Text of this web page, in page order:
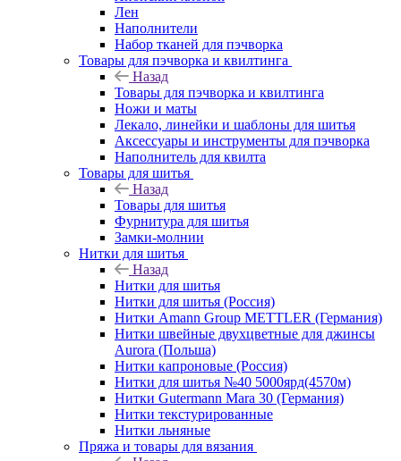
Лен
Наполнители
Набор тканей для пэчворка
Товары для пэчворка и квилтинга
Назад
Товары для пэчворка и квилтинга
Ножи и маты
Лекало, линейки и шаблоны для шитья
Аксессуары и инструменты для пэчворка
Наполнитель для квилта
Товары для шитья
Назад
Товары для шитья
Фурнитура для шитья
Замки-молнии
Нитки для шитья
Назад
Нитки для шитья
Нитки для шитья (Россия)
Нитки Amann Group METTLER (Германия)
Нитки швейные двухцветные для джинсы
Aurora (Польша)
Нитки капроновые (Россия)
Нитки для шитья №40 5000ярд(4570м)
Нитки Gutermann Mara 30 (Германия)
Нитки текстурированные
Нитки льняные
Пряжа и товары для вязания